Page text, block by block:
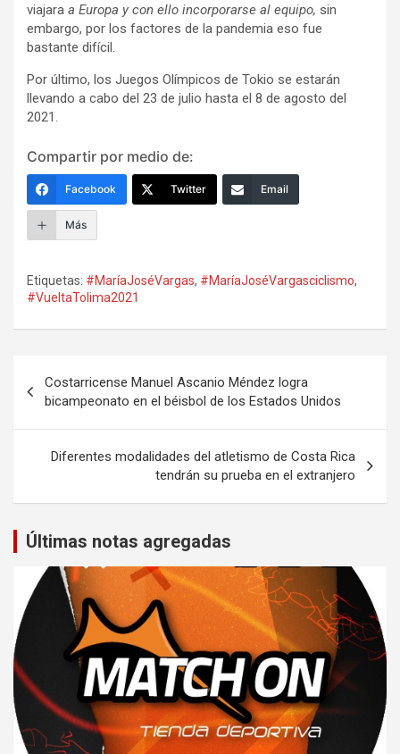
viajara a Europa y con ello incorporarse al equipo, sin
embargo, por los factores de la pandemia eso fue
bastante difícil.
Por último, los Juegos Olímpicos de Tokio se estarán
llevando a cabo del 23 de julio hasta el 8 de agosto del
2021.
Compartir por medio de:
Facebook Twitter Email
Más
Etiquetas: #MaríaJoséVargas, #MaríaJoséVargasciclismo,
#VueltaTolima2021
de
entradas
Costarricense Manuel Ascanio Méndez logra
bicampeonato en el béisbol de los Estados Unidos
Diferentes modalidades del atletismo de Costa Rica
tendrán su prueba en el extranjero
Últimas notas agregadas